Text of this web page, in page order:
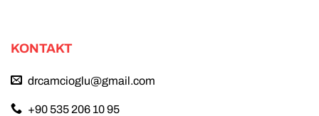
KONTAKT
drcamcioglu@gmail.com
+90 535 206 10 95